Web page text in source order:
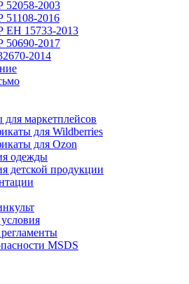
2003
2016
15733-2013
2017
2014
маркетплейсов
для Wildberries
для Ozon
одежды
детской продукции
MSDS